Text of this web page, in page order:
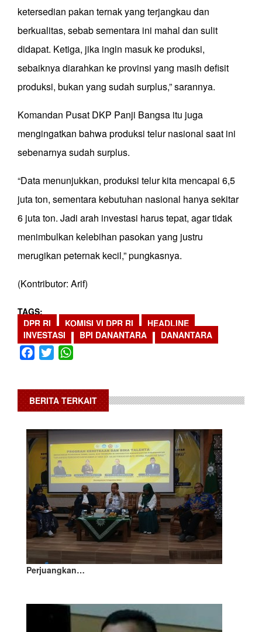
ketersedian pakan ternak yang terjangkau dan
berkualitas, sebab sementara ini mahal dan sulit
didapat. Ketiga, jika ingin masuk ke produksi,
sebaiknya diarahkan ke provinsi yang masih defisit
produksi, bukan yang sudah surplus,” sarannya.
Komandan Pusat DKP Panji Bangsa itu juga
mengingatkan bahwa produksi telur nasional saat ini
sebenarnya sudah surplus.
“Data menunjukkan, produksi telur kita mencapai 6,5
juta ton, sementara kebutuhan nasional hanya sekitar
6 juta ton. Jadi arah investasi harus tepat, agar tidak
menimbulkan kelebihan pasokan yang justru
merugikan peternak kecil,” pungkasnya.
(Kontributor: Arif)
TAGS
DPR RI
KOMISI VI DPR RI
HEADLINE
INVESTASI
BPI DANANTARA DANANTARA
Facebook
Twitter
BERITA TERKAIT
Perjuangkan…